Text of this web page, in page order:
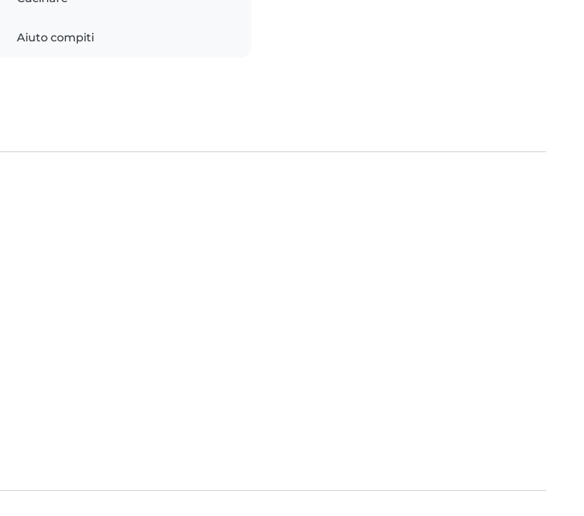
Aiuto compiti